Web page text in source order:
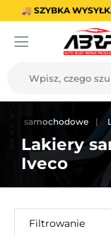
🚚 SZYBKA
samochodowe
Lakiery
Iveco
Filtrowanie